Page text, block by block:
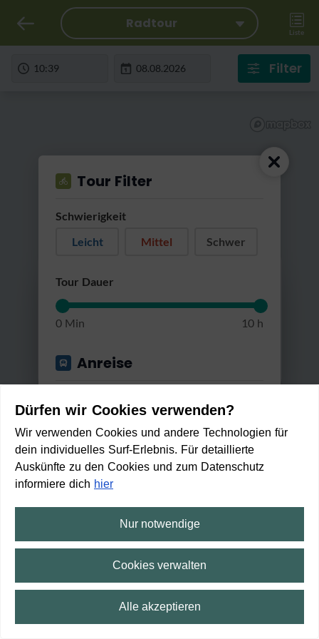
RatterRatter...
Radtour
Liste
Filter
Harz-Rundweg 5. Etappe - an
dersherum
4:41 h 476 m 65,3 km
1 min
Tour Filter
Schwierigkeit
Leicht
Mittel Schwer
Tour Dauer
0 Min 10 h
Anreise
Gut erreichbar mit...
Min. / Max. Reisezeit
0 Min 2 h 30 Min
Anwenden
Vollbild
Dürfen wir Cookies verwenden?
Wir verwenden Cookies und andere Technologien für
dein individuelles Surf-Erlebnis. Für detaillierte
Auskünfte zu den Cookies und zum Datenschutz
informiere dich hier
Nur notwendige
Cookies verwalten
Alle akzeptieren